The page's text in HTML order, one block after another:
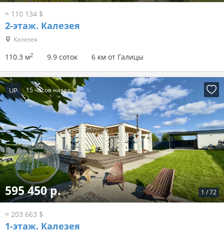
≈ 110 134 $
2-этаж. Калезея
Калезея
110.3 м2 9.9 соток 6 км от Галицы
UP 15 часов назад
1 /72
595 450 р.
≈ 203 663 $
1-этаж. Калезея